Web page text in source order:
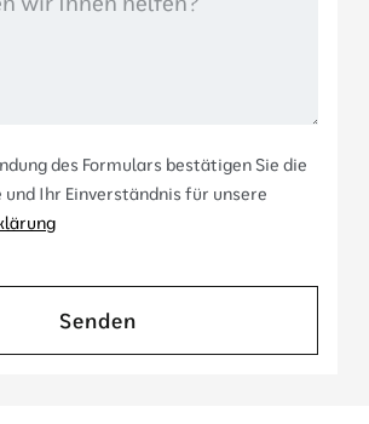
des Formulars bestätigen Sie die
und Ihr Einverständnis für unsere
Senden